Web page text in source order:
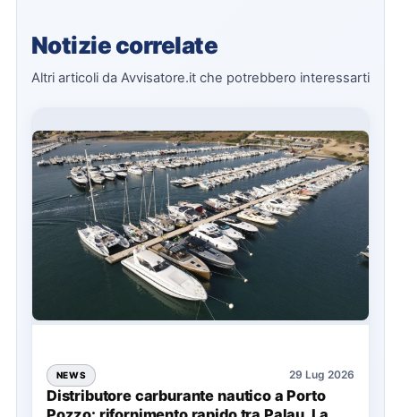
Notizie correlate
Altri articoli da Avvisatore.it che potrebbero interessarti
NEWS 29 Lug 2026
Distributore carburante nautico a Porto